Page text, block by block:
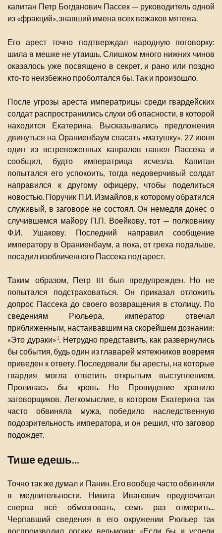
капитан Петр Богданович Пассек — руководитель одной
из «фракций», знавший имена всех вожаков мятежа.
Его арест точно подтверждал народную поговорку:
шила в мешке не утаишь. Слишком много нижних чинов
оказалось уже посвящено в секрет, и рано или поздно
кто-то неизбежно проболтался бы. Так и произошло.
После угрозы ареста императрицы среди гвардейских
солдат распространились слухи об опасности, в которой
находится Екатерина. Высказывались предложения
двинуться на Ораниенбаум спасать «матушку». 27 июня
один из встревоженных капралов нашел Пассека и
сообщил, будто императрица исчезла. Капитан
попытался его успокоить, тогда недоверчивый солдат
направился к другому офицеру, чтобы поделиться
новостью. Поручик П.И. Измайлов, к которому обратился
служивый, в заговоре не состоял. Он немедля донес о
случившемся майору П.П. Воейкову, тот — полковнику
Ф.И. Ушакову. Последний направил сообщение
императору в Ораниенбаум, а пока, от греха подальше,
посадил изобличенного Пассека под арест.
Таким образом, Петр III был предупрежден. Но не
попытался подстраховаться. Он приказал отложить
допрос Пассека до своего возвращения в столицу. По
сведениям Рюльера, император отвечал
приближенным, настаивавшим на скорейшем дознании:
«Это дураки»1. Нетрудно представить, как развернулись
бы события, будь один из главарей мятежников вовремя
приведен к ответу. Последовали бы аресты, на которые
гвардия могла ответить открытым выступлением.
Пролилась бы кровь. Но Провидение хранило
заговорщиков. Легкомыслие, в котором Екатерина так
часто обвиняла мужа, победило наследственную
подозрительность императора, и он решил, что заговор
подождет.
Тише едешь...
Точно так же думал и Панин. Его вообще часто обвиняли
в медлительности. Никита Иванович предпочитал
сперва всё обмозговать, семь раз отмерить...
Черпавший сведения в его окружении Рюльер так
воспроизводил логику вельможи: «Если бы и успели